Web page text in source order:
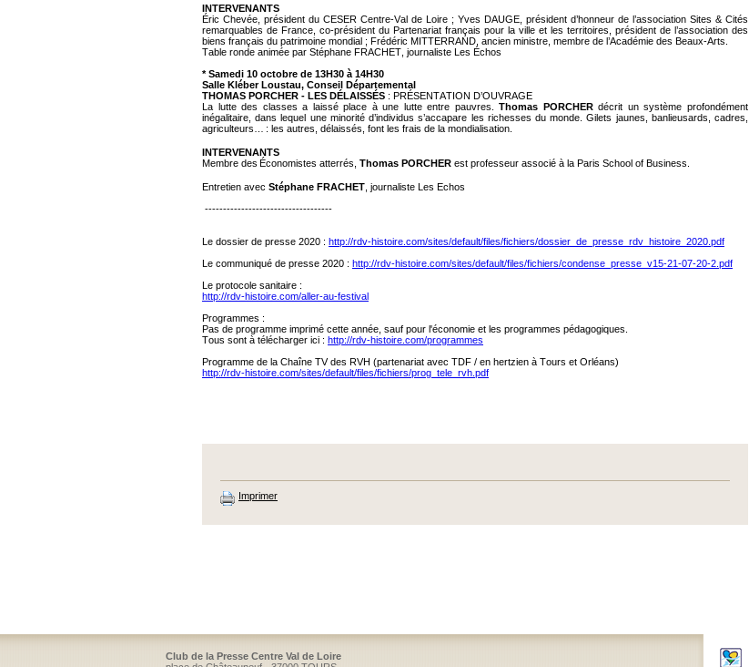
INTERVENANTS
Éric Chevée, président du CESER Centre-Val de Loire ; Yves DAUGE, président d’honneur de l’association Sites & Cités
remarquables de France, co-président du Partenariat français pour la ville et les territoires, président de l’association des
biens français du patrimoine mondial ; Frédéric MITTERRAND, ancien ministre, membre de l’Académie des Beaux-Arts.
Table ronde animée par Stéphane FRACHET, journaliste Les Échos
* Samedi 10 octobre de 13H30 à 14H30
Salle Kléber Loustau, Conseil Départemental
THOMAS PORCHER - LES DÉLAISSÉS : PRÉSENTATION D’OUVRAGE
La lutte des classes a laissé place à une lutte entre pauvres.Thomas PORCHERdécrit un système profondément
inégalitaire, dans lequel une minorité d’individus s’accapare les richesses du monde. Gilets jaunes, banlieusards, cadres,
agriculteurs… : les autres, délaissés, font les frais de la mondialisation.
INTERVENANTS
Membre des Économistes atterrés, Thomas PORCHER est professeur associé à la Paris School of Business.
Entretien avec Stéphane FRACHET , journaliste Les Echos
-----------------------------------
Le dossier de presse 2020 : http://rdv-histoire.com/sites/default/files/fichiers/dossier_de_presse_rdv_histoire_2020.pdf
Le communiqué de presse 2020 : http://rdv-histoire.com/sites/default/files/fichiers/condense_presse_v15-21-07-20-2.pdf
Le protocole sanitaire :
http://rdv-histoire.com/aller-au-festival
Programmes :
Pas de programme imprimé cette année, sauf pour l'économie et les programmes pédagogiques.
Tous sont à télécharger ici : http://rdv-histoire.com/programmes
Programme de la Chaîne TV des RVH (partenariat avec TDF / en hertzien à Tours et Orléans)
http://rdv-histoire.com/sites/default/files/fichiers/prog_tele_rvh.pdf
Imprimer
Club de la Presse Centre Val de Loire